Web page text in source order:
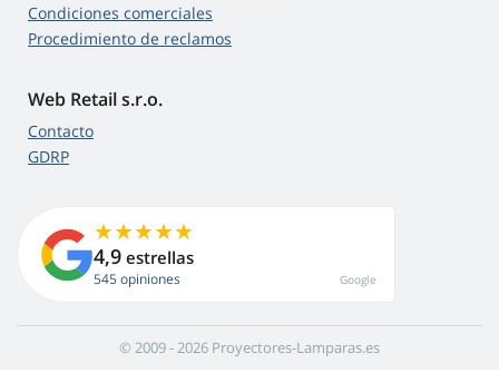
Condiciones comerciales
Procedimiento de reclamos
Web Retail s.r.o.
Contacto
GDRP
4,9 estrellas
545 opiniones Google
© 2009 - 2026 Proyectores-Lamparas.es